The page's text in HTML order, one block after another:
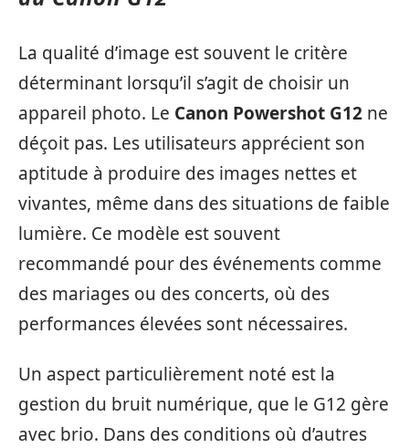
La qualité d’image est souvent le critère
déterminant lorsqu’il s’agit de choisir un
appareil photo. Le Canon Powershot G12 ne
déçoit pas. Les utilisateurs apprécient son
aptitude à produire des images nettes et
vivantes, même dans des situations de faible
lumière. Ce modèle est souvent
recommandé pour des événements comme
des mariages ou des concerts, où des
performances élevées sont nécessaires.
Un aspect particulièrement noté est la
gestion du bruit numérique, que le G12 gère
avec brio. Dans des conditions où d’autres